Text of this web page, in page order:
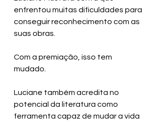
enfrentou muitas dificuldades para
conseguir reconhecimento com as
suas obras.
Com a premiação, isso tem
mudado.
Luciane também acredita no
potencial da literatura como
ferramenta capaz de mudar a vida